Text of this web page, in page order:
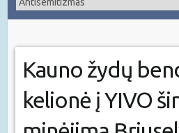
Kauno žydų
kelionė į YIVO